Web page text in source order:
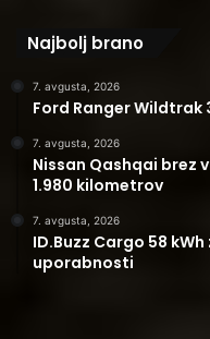
Najbolj brano
7. avgusta, 2026
Ford Ranger Wildtrak
7. avgusta, 2026
Nissan Qashqai brez
1.980 kilometrov
7. avgusta, 2026
ID.Buzz Cargo 58
uporabnosti